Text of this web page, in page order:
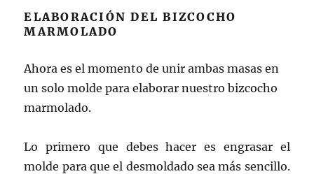
ELABORACIÓN DEL BIZCOCHO
MARMOLADO
Ahora es el momento de unir ambas masas en
un solo molde para elaborar nuestro bizcocho
marmolado.
Lo primero que debes hacer es engrasar el
molde para que el desmoldado sea más sencillo.